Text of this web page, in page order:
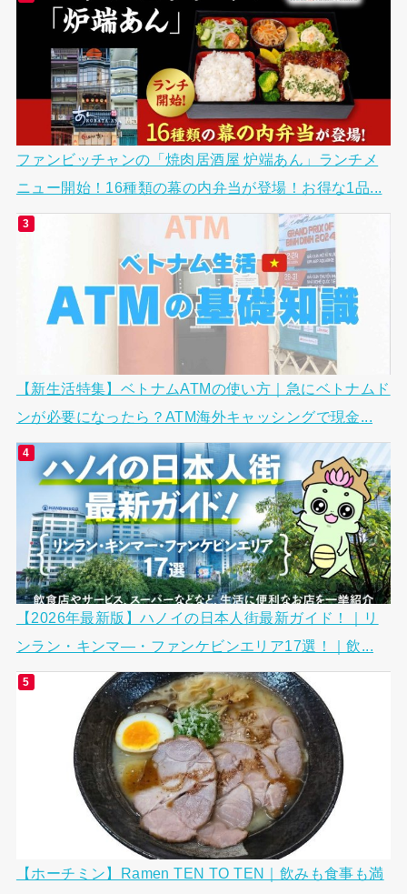
ファンビッチャンの「焼肉居酒屋 炉端あん」ランチメ
ニュー開始！16種類の幕の内弁当が登場！お得な1品...
【新生活特集】ベトナムATMの使い方｜急にベトナムド
ンが必要になったら？ATM海外キャッシングで現金...
【2026年最新版】ハノイの日本人街最新ガイド！｜リ
ンラン・キンマ―・ファンケビンエリア17選！｜飲...
【ホーチミン】Ramen TEN TO TEN｜飲みも食事も満